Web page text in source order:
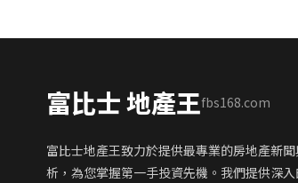
富比士 地產王fbs168.com
富比士地產王致力於提供最專業的房地產新
析，為您掌握第一手投資先機。我們提供深